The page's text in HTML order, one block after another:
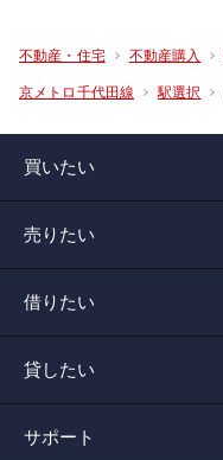
不動産・住宅 不動産購入
京メトロ千代田線 駅選択
買いたい
売りたい
借りたい
貸したい
サポート